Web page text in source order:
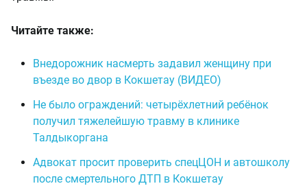
Читайте также:
Внедорожник насмерть задавил женщину при
въезде во двор в Кокшетау (ВИДЕО)
Не было ограждений: четырёхлетний ребёнок
получил тяжелейшую травму в клинике
Талдыкоргана
Адвокат просит проверить спецЦОН и автошколу
после смертельного ДТП в Кокшетау